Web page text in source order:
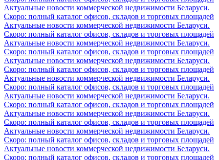
Актуальные новости коммерческой недвижимости Беларуси.
Скоро: полный каталог офисов, складов и торговых площадей
Актуальные новости коммерческой недвижимости Беларуси.
Скоро: полный каталог офисов, складов и торговых площадей
Актуальные новости коммерческой недвижимости Беларуси.
Скоро: полный каталог офисов, складов и торговых площадей
Актуальные новости коммерческой недвижимости Беларуси.
Скоро: полный каталог офисов, складов и торговых площадей
Актуальные новости коммерческой недвижимости Беларуси.
Скоро: полный каталог офисов, складов и торговых площадей
Актуальные новости коммерческой недвижимости Беларуси.
Скоро: полный каталог офисов, складов и торговых площадей
Актуальные новости коммерческой недвижимости Беларуси.
Скоро: полный каталог офисов, складов и торговых площадей
Актуальные новости коммерческой недвижимости Беларуси.
Скоро: полный каталог офисов, складов и торговых площадей
Актуальные новости коммерческой недвижимости Беларуси.
Скоро: полный каталог офисов, складов и торговых площадей